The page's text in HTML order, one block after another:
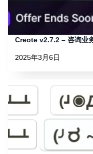
Creote v2.7.2 – 咨询业
2025年3月6日